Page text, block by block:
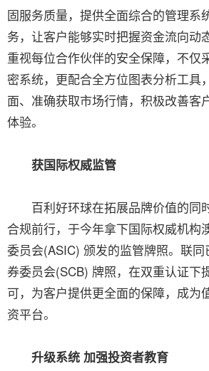
固服务质量，提供全面综合的管理系
务，让客户能够实时把握资金流向动
重视每位合作伙伴的安全保障，不仅
密系统，更配合全方位图表分析工具
面、准确获取市场行情，积极改善客
体验。
获国际权威监管
百利好环球在拓展品牌价值的同时
合规前行，于今年拿下国际权威机构
委员会(ASIC) 颁发的监管牌照。联
券委员会(SCB) 牌照，在双重认证下
可，为客户提供更全面的保障，成为
资平台。
升级系统 加强投资者教育